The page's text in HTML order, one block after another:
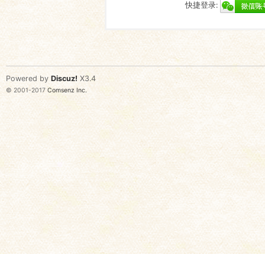
快捷登录:
Powered by Discuz! X3.4
© 2001-2017 Comsenz Inc.